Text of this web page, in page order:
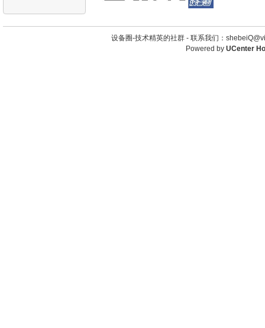
设备圈-技术精英的社群 - 联系我们：
Powered by UCenter